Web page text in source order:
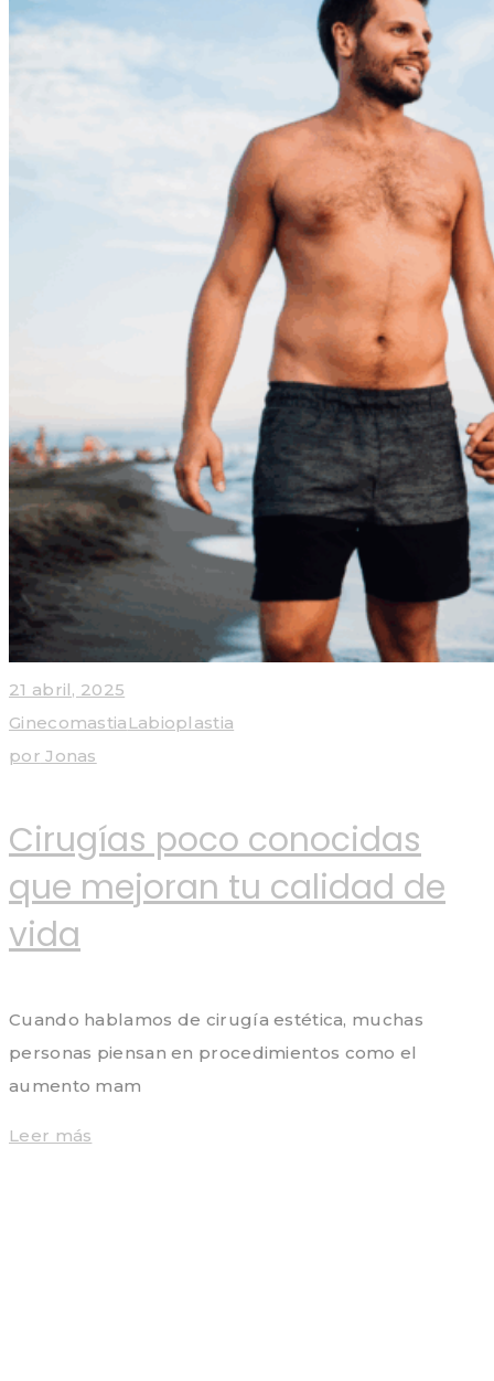
21 abril, 2025
Ginecomastia Labioplastia
por Jonas
Cirugías poco conocidas
que mejoran tu calidad de
vida
Cuando hablamos de cirugía estética, muchas
personas piensan en procedimientos como el
aumento mam
Leer más